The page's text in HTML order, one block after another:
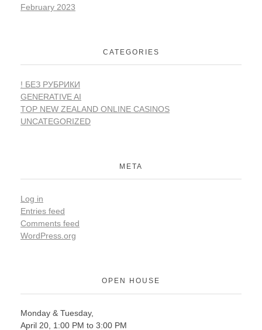
February 2023
CATEGORIES
! БЕЗ РУБРИКИ
GENERATIVE AI
TOP NEW ZEALAND ONLINE CASINOS
UNCATEGORIZED
META
Log in
Entries feed
Comments feed
WordPress.org
OPEN HOUSE
Monday & Tuesday,
April 20, 1:00 PM to 3:00 PM